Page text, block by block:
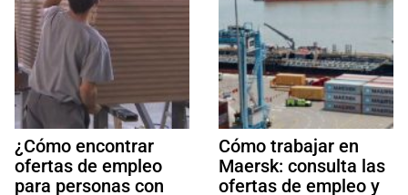
¿Cómo encontrar
ofertas de empleo
para personas con
Cómo trabajar en
Maersk: consulta las
ofertas de empleo y